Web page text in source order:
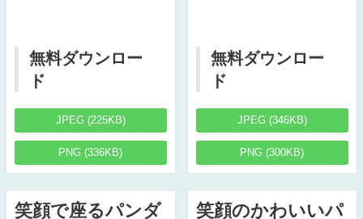
無料ダウンロー
ド
JPEG (225KB)
PNG (336KB)
無料ダウンロー
ド
JPEG (346KB)
PNG (300KB)
笑顔で座るパンダ 笑顔のかわいいパ